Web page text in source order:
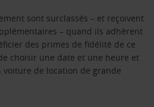
sont surclassés – et reçoivent
– quand ils adhèrent
des primes de fidélité de ce
choisir une date et une heure et
de location de grande